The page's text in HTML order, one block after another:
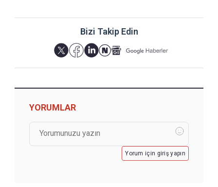
Bizi Takip Edin
YORUMLAR
Yorum için giriş yapın